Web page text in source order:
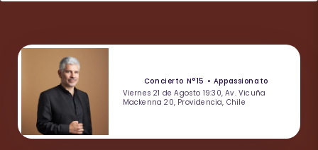
Concierto N°15 • Appassionato
Viernes 21 de Agosto 19:30, Av. Vicuña
Mackenna 20, Providencia, Chile